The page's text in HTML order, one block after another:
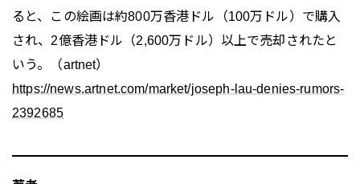
ると、この絵画は約800万香港ドル（100万ドル）で購入
され、2億香港ドル（2,600万ドル）以上で売却されたと
いう。（artnet）
https://news.artnet.com/market/joseph-lau-denies-rumors-
2392685